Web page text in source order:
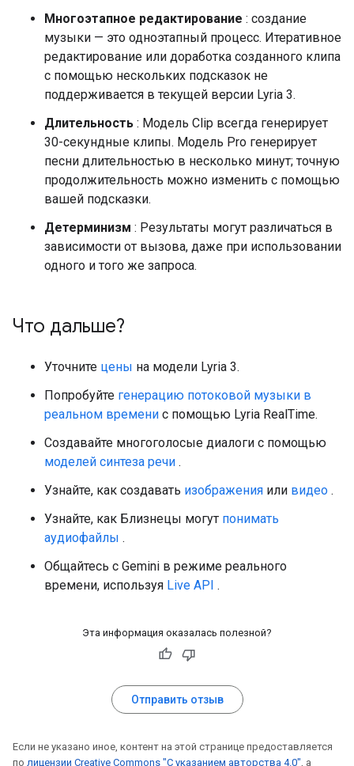
Многоэтапное редактирование : создание
музыки — это одноэтапный процесс. Итеративное
редактирование или доработка созданного клипа
с помощью нескольких подсказок не
поддерживается в текущей версии Lyria 3.
Длительность : Модель Clip всегда генерирует
30-секундные клипы. Модель Pro генерирует
песни длительностью в несколько минут; точную
продолжительность можно изменить с помощью
вашей подсказки.
Детерминизм : Результаты могут различаться в
зависимости от вызова, даже при использовании
одного и того же запроса.
Что дальше?
Уточните цены на модели Lyria 3.
Попробуйте генерацию потоковой музыки в
реальном времени с помощью Lyria RealTime.
Создавайте многоголосые диалоги с помощью
моделей синтеза речи .
Узнайте, как создавать изображения или видео .
Узнайте, как Близнецы могут понимать
аудиофайлы .
Общайтесь с Gemini в режиме реального
времени, используя Live API .
Эта информация оказалась полезной?
Отправить отзыв
Если не указано иное, контент на этой странице предоставляется
по лицензии Creative Commons "С указанием авторства 4.0", а